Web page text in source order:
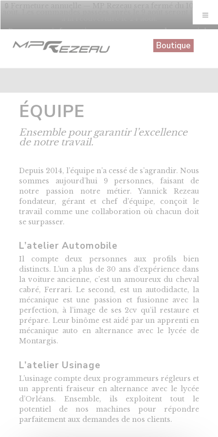
août. Les commandes passées après le 9 août seront traitées
Pour toutes informations sur vos commandes, merci de
nous contacter au 0246968860
Boutique
ÉQUIPE
Ensemble pour garantir l’excellence
de notre travail.
Depuis 2014, l’équipe n’a cessé de s’agrandir. Nous
sommes aujourd’hui 9 personnes, faisant de
notre passion notre métier. Yannick Rezeau
fondateur, gérant et chef d’équipe, conçoit le
travail comme une collaboration où chacun doit
se surpasser.
L’atelier Automobile
Il compte deux personnes aux profils bien
distincts. L’un a plus de 30 ans d’expérience dans
la voiture ancienne, c’est un amoureux du cheval
cabré, Ferrari. Le second, est un autodidacte, la
mécanique est une passion et fusionne avec la
perfection, à l’image de ses 2cv qu’il restaure et
prépare. Leur binôme est aidé par un apprenti en
mécanique auto en alternance avec le lycée de
Montargis.
L’atelier Usinage
L’usinage compte deux programmeurs régleurs et
un apprenti fraiseur en alternance avec le lycée
d’Orléans. Ensemble, ils exploitent tout le
potentiel de nos machines pour répondre
parfaitement aux demandes de nos clients.
Panneau de gestion des cookies